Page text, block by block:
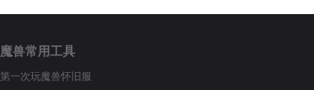
魔兽常用工具
第一次玩魔兽怀旧服